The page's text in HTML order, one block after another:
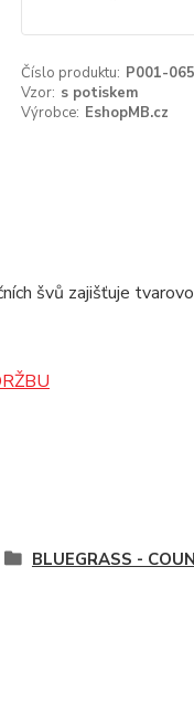
Číslo produktu: P001-065
Vzor: s potiskem
Výrobce: EshopMB.cz
švů zajišťuje
BLUEGRASS -